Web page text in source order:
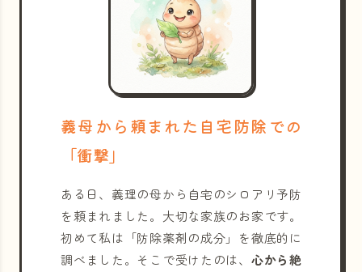
義母から頼まれた自宅防除での
「衝撃」
ある日、義理の母から自宅のシロアリ予防
を頼まれました。大切な家族のお家です。
初めて私は「防除薬剤の成分」を徹底的に
調べました。そこで受けたのは、 心から絶